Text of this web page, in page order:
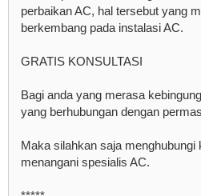
perbaikan AC, hal tersebut yang
berkembang pada instalasi AC.
GRATIS KONSULTASI
Bagi anda yang merasa
yang berhubungan dengan
Maka silahkan saja
menangani spesialis AC.